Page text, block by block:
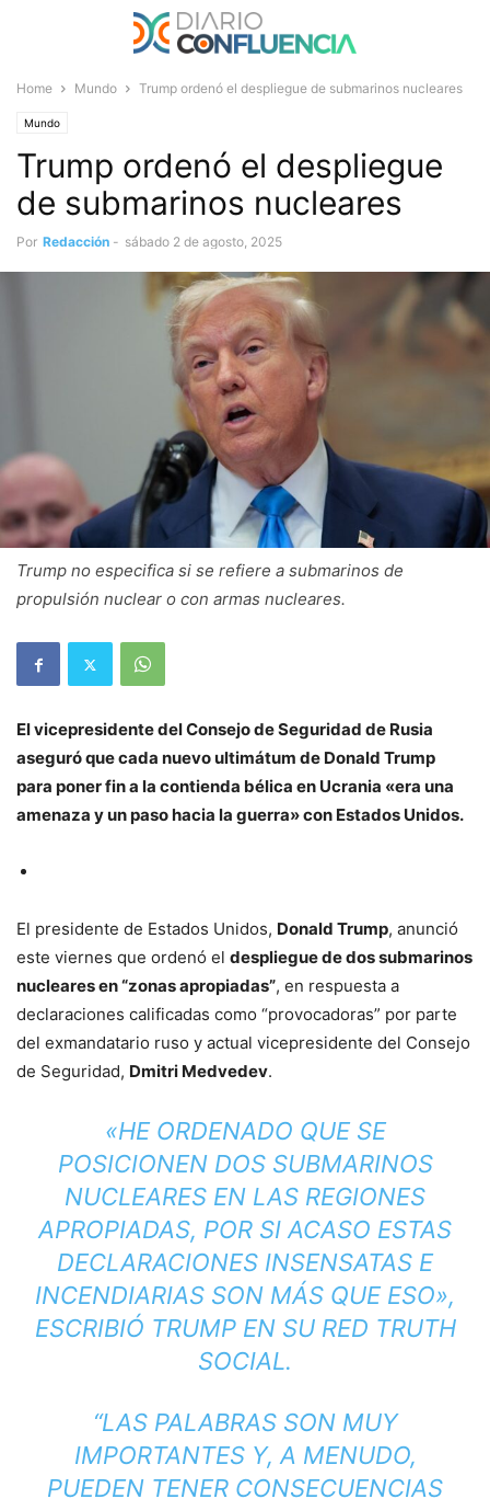
Home Mundo Trump ordenó el despliegue de submarinos nucleares
Mundo
Trump ordenó el despliegue
de submarinos nucleares
Por Redacción - sábado 2 de agosto, 2025
Trump no especifica si se refiere a submarinos de
propulsión nuclear o con armas nucleares.
El vicepresidente del Consejo de Seguridad de Rusia
aseguró que cada nuevo ultimátum de Donald Trump
para poner fin a la contienda bélica en Ucrania «era una
amenaza y un paso hacia la guerra» con Estados Unidos.
El presidente de Estados Unidos, Donald Trump, anunció
este viernes que ordenó el despliegue de dos submarinos
nucleares en “zonas apropiadas”, en respuesta a
declaraciones calificadas como “provocadoras” por parte
del exmandatario ruso y actual vicepresidente del Consejo
de Seguridad, Dmitri Medvedev.
«HE ORDENADO QUE SE
POSICIONEN DOS SUBMARINOS
NUCLEARES EN LAS REGIONES
APROPIADAS, POR SI ACASO ESTAS
DECLARACIONES INSENSATAS E
INCENDIARIAS SON MÁS QUE ESO»,
ESCRIBIÓ TRUMP EN SU RED TRUTH
SOCIAL.
“LAS PALABRAS SON MUY
IMPORTANTES Y, A MENUDO,
PUEDEN TENER CONSECUENCIAS